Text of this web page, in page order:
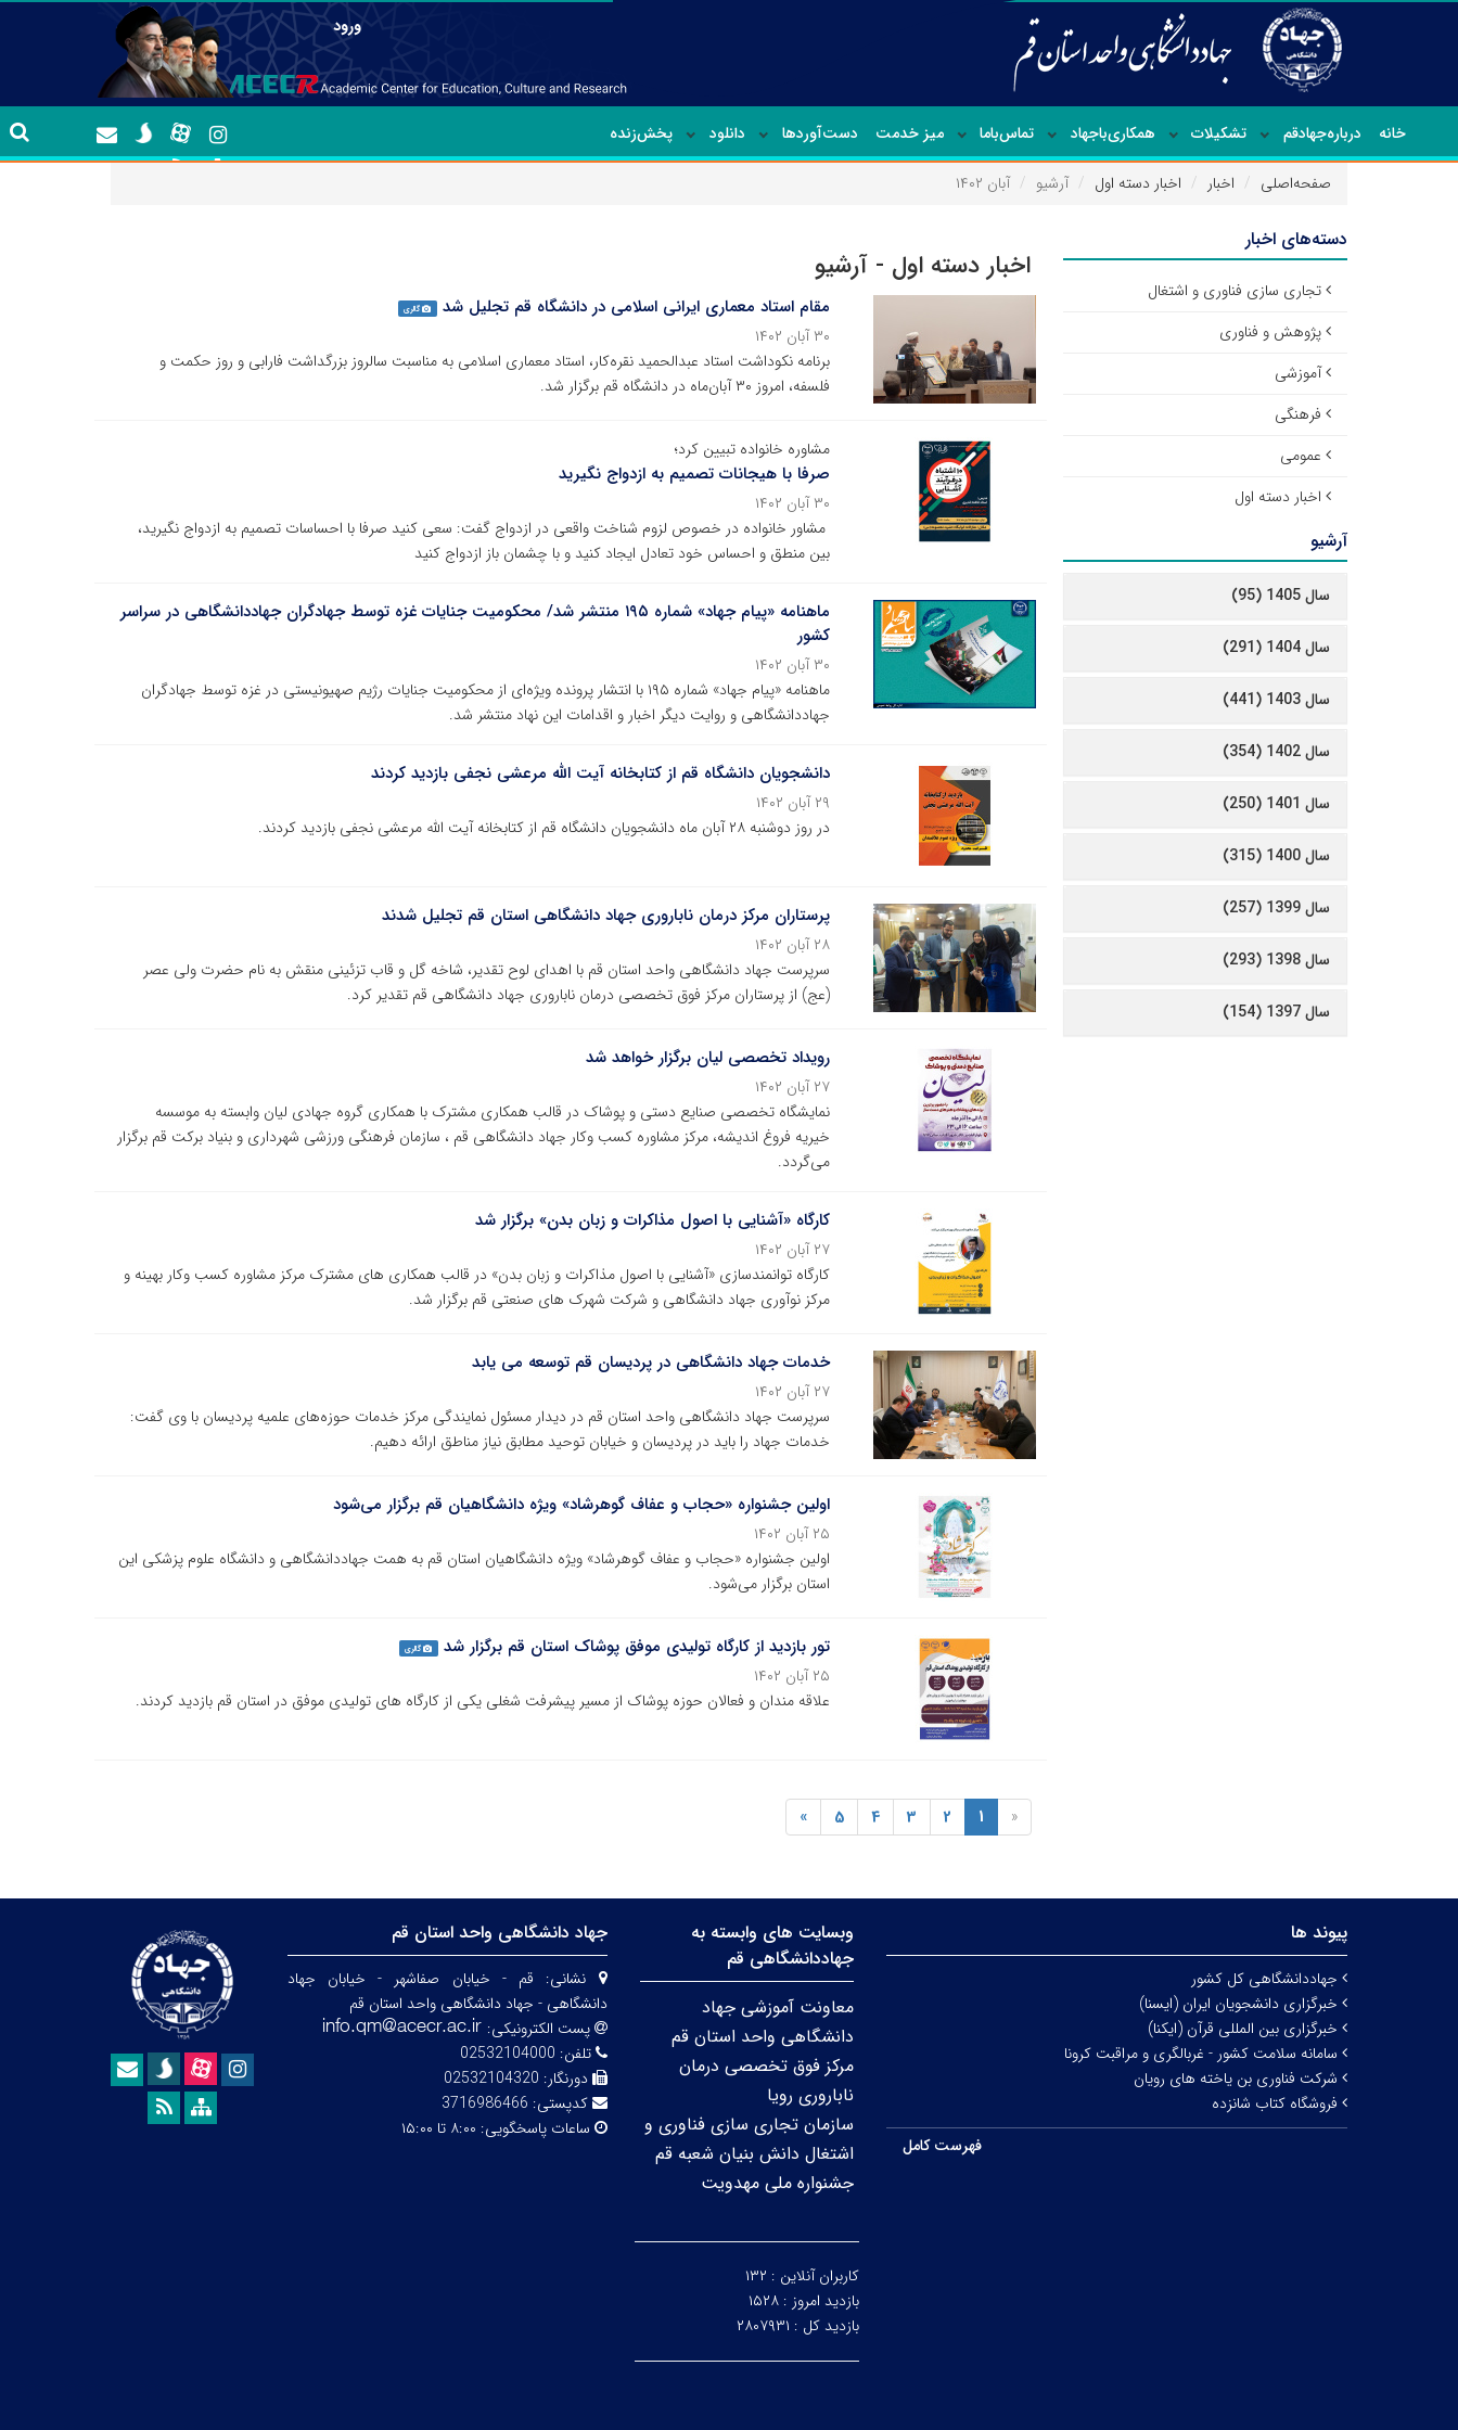
ورود
خانه درباره‌جهاد‌قم تشکیلات همکاری‌باجهاد تماس‌با‌ما میز خدمت دست‌آوردها دانلود پخش‌زنده
صفحه‌اصلی اخبار اخبار دسته اول آرشیو آبان ۱۴۰۲
اخبار دسته اول - آرشیو
مقام استاد معماری ایرانی اسلامی در دانشگاه قم تجلیل شد گالری
۳۰ آبان ۱۴۰۲
برنامه نکوداشت استاد عبدالحمید نقره‌کار، استاد معماری اسلامی به مناسبت سالروز بزرگداشت فارابی و روز حکمت و
فلسفه، امروز ۳۰ آبان‌ماه در دانشگاه قم برگزار شد.
مشاوره خانواده تبیین کرد؛
صرفا با هیجانات تصمیم به ازدواج نگیرید
۳۰ آبان ۱۴۰۲
مشاور خانواده در خصوص لزوم شناخت واقعی در ازدواج گفت: سعی کنید صرفا با احساسات تصمیم به ازدواج نگیرید،
بین منطق و احساس خود تعادل ایجاد کنید و با چشمان باز ازدواج کنید
ماهنامه «پیام جهاد» شماره‌ ۱۹۵ منتشر شد/ محکومیت جنایات غزه توسط جهادگران جهاددانشگاهی در سراسر
کشور
۳۰ آبان ۱۴۰۲
ماهنامه «پیام جهاد» شماره‌ ۱۹۵ با انتشار پرونده ویژه‌ای از محکومیت جنایات رژیم صهیونیستی در غزه توسط جهادگران
جهاددانشگاهی و روایت دیگر اخبار و اقدامات این نهاد منتشر شد.
دانشجویان دانشگاه قم از کتابخانه آیت الله مرعشی نجفی بازدید کردند
۲۹ آبان ۱۴۰۲
در روز دوشنبه ۲۸ آبان ماه دانشجویان دانشگاه قم از کتابخانه آیت الله مرعشی نجفی بازدید کردند.
پرستاران مرکز درمان ناباروری جهاد دانشگاهی استان قم تجلیل شدند
۲۸ آبان ۱۴۰۲
سرپرست جهاد دانشگاهی واحد استان قم با اهدای لوح تقدیر، شاخه گل و قاب تزئینی منقش به نام حضرت ولی عصر
(عج) از پرستاران مرکز فوق تخصصی درمان ناباروری جهاد دانشگاهی قم تقدیر کرد.
رویداد تخصصی لیان برگزار خواهد شد
۲۷ آبان ۱۴۰۲
نمایشگاه تخصصی صنایع دستی و پوشاک در قالب همکاری مشترک با همکاری گروه جهادی لیان وابسته به موسسه
خیریه فروغ اندیشه، مرکز مشاوره کسب وکار جهاد دانشگاهی قم ، سازمان فرهنگی ورزشی شهرداری و بنیاد برکت قم برگزار
می‌گردد.
کارگاه «آشنایی با اصول مذاکرات و زبان بدن» برگزار شد
۲۷ آبان ۱۴۰۲
کارگاه توانمندسازی «آشنایی با اصول مذاکرات و زبان بدن» در قالب همکاری های مشترک مرکز مشاوره کسب وکار بهینه و
مرکز نوآوری جهاد دانشگاهی و شرکت شهرک های صنعتی قم برگزار شد.
خدمات جهاد دانشگاهی در پردیسان قم توسعه می یابد
۲۷ آبان ۱۴۰۲
سرپرست جهاد دانشگاهی واحد استان قم در دیدار مسئول نمایندگی مرکز خدمات حوزه‌های علمیه پردیسان با وی گفت:
خدمات جهاد را باید در پردیسان و خیابان توحید مطابق نیاز مناطق ارائه دهیم.
اولین جشنواره «حجاب و عفاف گوهرشاد» ویژه دانشگاهیان قم برگزار می‌شود
۲۵ آبان ۱۴۰۲
اولین جشنواره «حجاب و عفاف گوهرشاد» ویژه دانشگاهیان استان قم به همت جهاددانشگاهی و دانشگاه علوم پزشکی این
استان برگزار می‌شود.
تور بازدید از کارگاه تولیدی موفق پوشاک استان قم برگزار شد گالری
۲۵ آبان ۱۴۰۲
علاقه مندان و فعالان حوزه پوشاک از مسیر پیشرفت شغلی یکی از کارگاه های تولیدی موفق در استان قم بازدید کردند.
«
1
2
3
4
5
»
دسته‌های اخبار
تجاری سازی فناوری و اشتغال
پژوهش و فناوری
آموزشی
فرهنگی
عمومی
اخبار دسته اول
آرشیو
سال 1405 (95)
سال 1404 (291)
سال 1403 (441)
سال 1402 (354)
سال 1401 (250)
سال 1400 (315)
سال 1399 (257)
سال 1398 (293)
سال 1397 (154)
پیوند ها
جهاددانشگاهی کل کشور
خبرگزاری دانشجویان ایران (ایسنا)
خبرگزاری بین المللی قرآن (ایکنا)
سامانه سلامت کشور - غربالگری و مراقبت کرونا
شرکت فناوری بن یاخته های رویان
فروشگاه کتاب شانزده
فهرست کامل
وبسایت های وابسته به
جهاددانشگاهی قم
معاونت آموزشی جهاد
دانشگاهی واحد استان قم
مرکز فوق تخصصی درمان
ناباروری رویا
سازمان تجاری سازی فناوری و
اشتغال دانش بنیان شعبه قم
جشنواره ملی مهدویت
کاربران آنلاین : ۱۳۲
بازدید امروز : ۱۵۲۸
بازدید کل : ۲۸۰۷۹۳۱
جهاد دانشگاهی واحد استان قم
نشانی: قم - خیابان صفاشهر - خیابان جهاد
دانشگاهی - جهاد دانشگاهی واحد استان قم
پست الکترونیکی:
تلفن: 02532104000
دورنگار: 02532104320
کدپستی: 3716986466
ساعات پاسخگویی: ۸:۰۰ تا ۱۵:۰۰